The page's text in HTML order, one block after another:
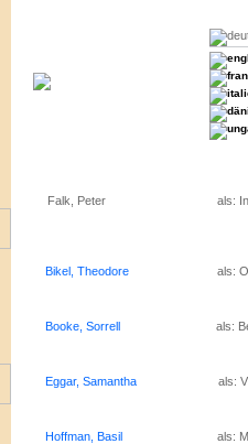
Falk, Peter als:
Bikel, Theodore als:
Booke, Sorrell als:
Eggar, Samantha als:
Hoffman, Basil als: